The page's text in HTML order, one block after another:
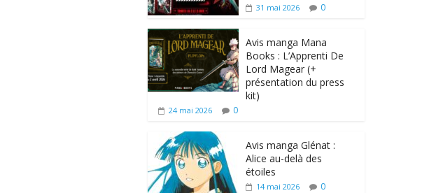
31 mai 2026 0
Avis manga Mana
Books : L’Apprenti De
Lord Magear (+
présentation du press
kit)
24 mai 2026 0
Avis manga Glénat :
Alice au-delà des
étoiles
14 mai 2026 0